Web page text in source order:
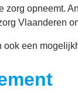
zorg opneemt.
Vlaanderen
ook een